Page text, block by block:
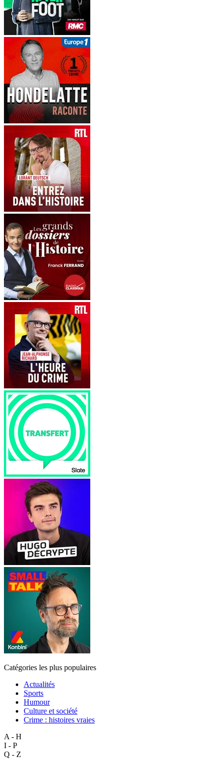
Catégories les plus populaires
Actualités
Sports
Humour
Culture et société
Crime : histoires vraies
A - H
I - P
Q - Z